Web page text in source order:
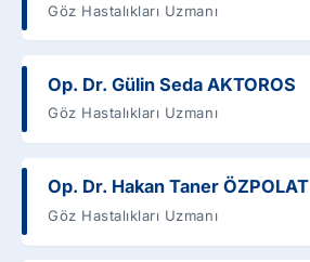
Göz Hastalıkları Uzmanı
Op. Dr. Gülin Seda AKTOROS
Göz Hastalıkları Uzmanı
Op. Dr. Hakan Taner ÖZPOLAT
Göz Hastalıkları Uzmanı